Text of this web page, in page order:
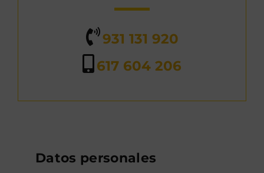
931 131 920
617 604 206
Datos personales